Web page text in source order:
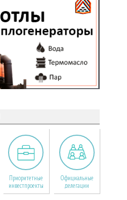
Приоритетные
инвестпроекты
Официальные
делегации